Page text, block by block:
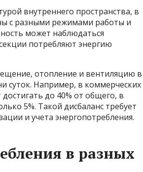
внутреннего пространства, в
с разными режимами работы и
может наблюдаться
потребляют энергию
отопление и вентиляцию в
суток. Например, в коммерческих
до 40% от общего, в
5%. Такой дисбаланс требует
и учета энергопотребления.
в разных